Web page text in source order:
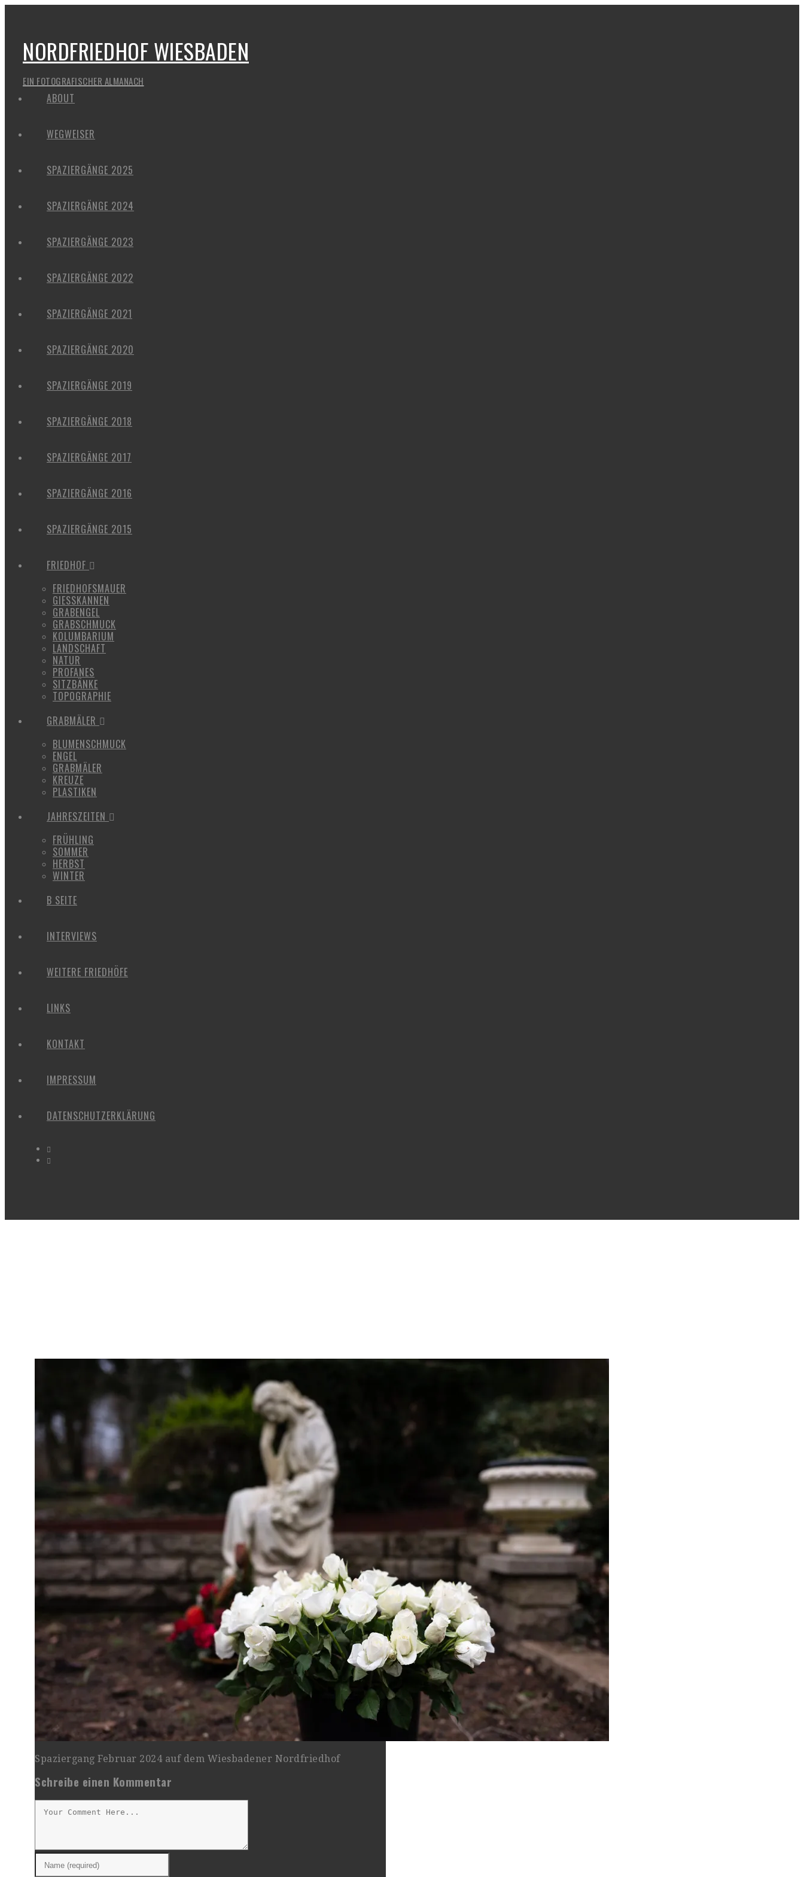
NORDFRIEDHOF WIESBADEN
EIN FOTOGRAFISCHER ALMANACH
ABOUT
WEGWEISER
SPAZIERGÄNGE 2025
SPAZIERGÄNGE 2024
SPAZIERGÄNGE 2023
SPAZIERGÄNGE 2022
SPAZIERGÄNGE 2021
SPAZIERGÄNGE 2020
SPAZIERGÄNGE 2019
SPAZIERGÄNGE 2018
SPAZIERGÄNGE 2017
SPAZIERGÄNGE 2016
SPAZIERGÄNGE 2015
FRIEDHOF
FRIEDHOFSMAUER
GIESSKANNEN
GRABENGEL
GRABSCHMUCK
KOLUMBARIUM
LANDSCHAFT
NATUR
PROFANES
SITZBÄNKE
TOPOGRAPHIE
GRABMÄLER
BLUMENSCHMUCK
ENGEL
GRABMÄLER
KREUZE
PLASTIKEN
JAHRESZEITEN
FRÜHLING
SOMMER
HERBST
WINTER
B SEITE
INTERVIEWS
WEITERE FRIEDHÖFE
LINKS
KONTAKT
IMPRESSUM
DATENSCHUTZERKLÄRUNG
Spaziergang Februar 2024 auf dem Wiesbadener Nordfriedhof
Schreibe einen Kommentar